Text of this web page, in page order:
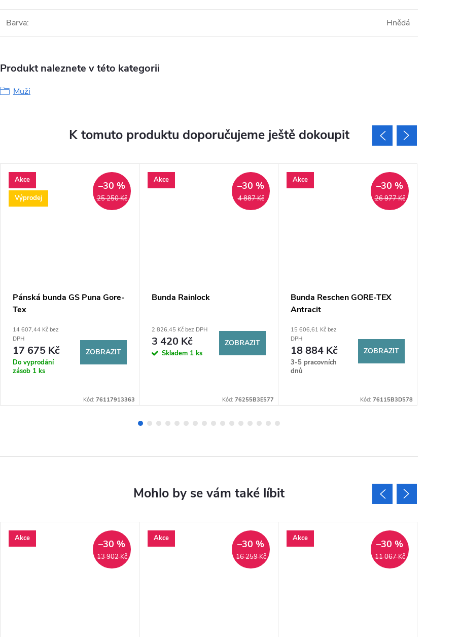
Barva: Hnědá
Produkt naleznete v této kategorii
Muži
K tomuto produktu doporučujeme ještě dokoupit
Akce
Výprodej
25 250 Kč
–30 %
Pánská bunda GS Puna Gore-
Tex
14 607,44 Kč bez
DPH
17 675 Kč
Do vyprodání
zásob 1 ks
ZOBRAZIT
Kód: 76117913363
Akce
4 887 Kč
–30 %
Bunda Rainlock
2 826,45 Kč bez DPH
3 420 Kč
Skladem 1 ks
ZOBRAZIT
Kód: 76255B3E577
Akce
26 977 Kč
–30 %
Bunda Reschen GORE-TEX
Antracit
15 606,61 Kč bez
DPH
18 884 Kč
3-5 pracovních
dnů
ZOBRAZIT
Kód: 76115B3D578
Akce
13 902 Kč
–30 % Akce
16 259 Kč
–30 % Akce
11 067 Kč
–30 %